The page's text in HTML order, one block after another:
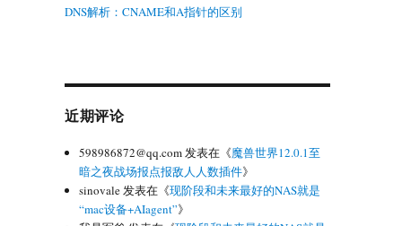
DNS解析：CNAME和A指针的区别
近期评论
598986872@qq.com发表在《魔兽世界12.0.1至
暗之夜战场报点报敌人人数插件》
sinovale发表在《现阶段和未来最好的NAS就是
“mac设备+AIagent”》